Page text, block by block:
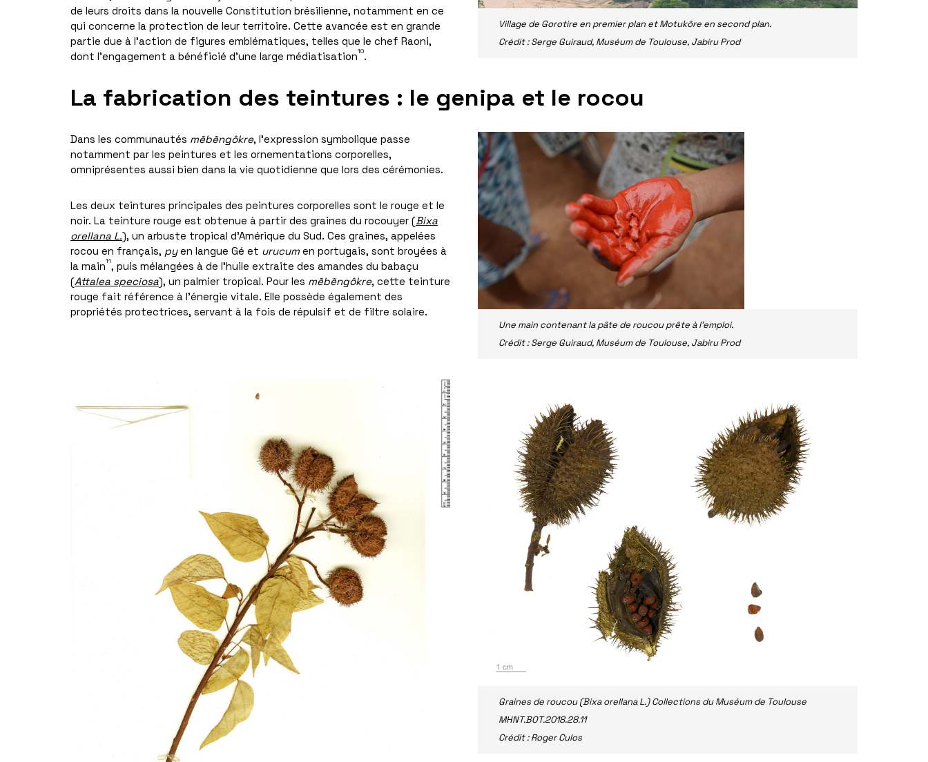
de leurs droits dans la nouvelle Constitution brésilienne, notamment en ce
qui concerne la protection de leur territoire. Cette avancée est en grande
partie due à l’action de figures emblématiques, telles que le chef Raoni,
dont l’engagement a bénéficié d’une large médiatisation10.
Village de Gorotire en premier plan et Motukôre en second plan.
Crédit : Serge Guiraud, Muséum de Toulouse, Jabiru Prod
La fabrication des teintures : le genipa et le rocou
Dans les communautés mẽbẽngôkre, l’expression symbolique passe
notamment par les peintures et les ornementations corporelles,
omniprésentes aussi bien dans la vie quotidienne que lors des cérémonies.
Les deux teintures principales des peintures corporelles sont le rouge et le
noir. La teinture rouge est obtenue à partir des graines du rocouyer (Bixa
orellana L.), un arbuste tropical d’Amérique du Sud. Ces graines, appelées
rocou en français, pyen langue Gé et urucum en portugais, sont broyées à
la main11, puis mélangées à de l’huile extraite des amandes du babaçu
(Attalea speciosa), un palmier tropical. Pour les mẽbẽngôkre, cette teinture
rouge fait référence à l’énergie vitale. Elle possède également des
propriétés protectrices, servant à la fois de répulsif et de filtre solaire.
Une main contenant la pâte de roucou prête à l’emploi.
Crédit : Serge Guiraud, Muséum de Toulouse, Jabiru Prod
Graines de roucou (Bixa orellana L.) Collections du Muséum de Toulouse
MHNT.BOT.2018.28.11
Crédit : Roger Culos